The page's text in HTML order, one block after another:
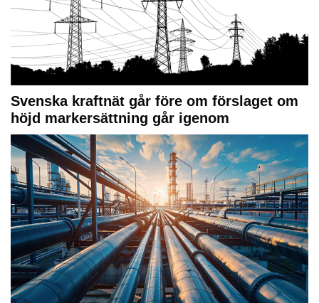
Svenska kraftnät går före om förslaget om
höjd markersättning går igenom